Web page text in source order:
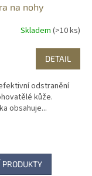
R
M
A
na nohy
Skladem (>10 ks)
DETAIL
odstranění
kůže.
obsahuje...